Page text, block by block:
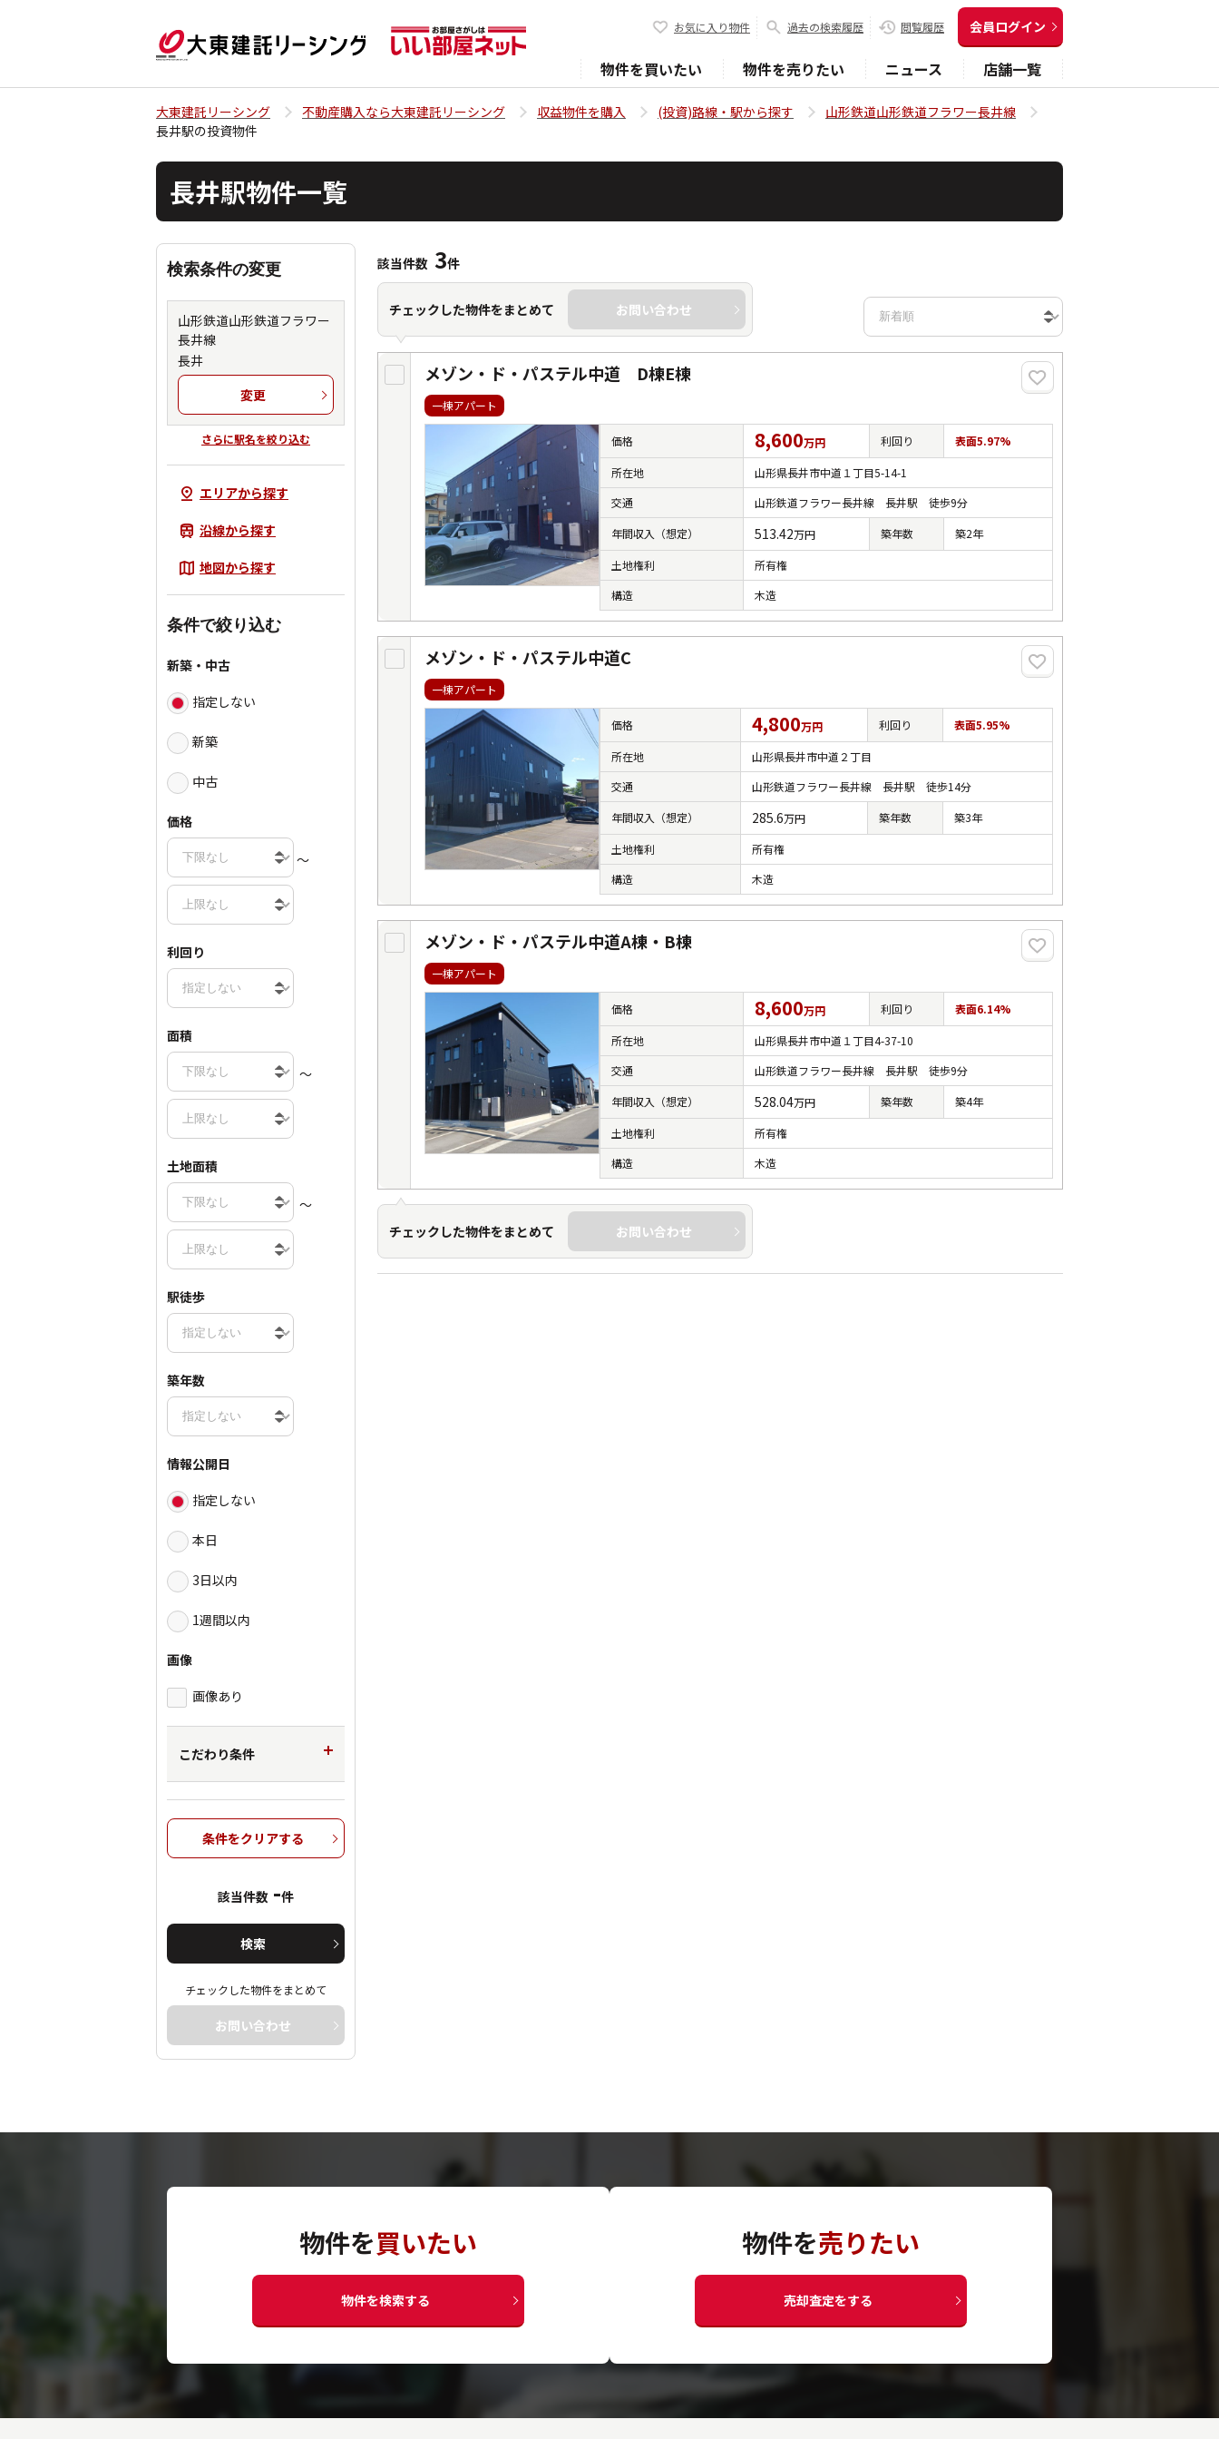
お気に入り物件 過去の検索履歴 閲覧履歴 会員ログイン
物件を買いたい 物件を売りたい ニュース 店舗一覧
大東建託リーシング 不動産購入なら大東建託リーシング 収益物件を購入 (投資)路線・駅から探す
山形鉄道山形鉄道フラワー長井線
長井駅の投資物件
長井駅物件一覧
該当件数 3件
チェックした物件をまとめて お問い合わせ
メゾン・ド・パステル中道 D棟E棟
一棟アパート
価格 8,600万円 利回り 表面5.97%
所在地
山形県長井市中道１丁目5-14-1
交通
山形鉄道フラワー長井線 長井駅 徒歩9分
年間収入（想定）
513.42万円 築年数 築2年
土地権利
所有権
構造
木造
メゾン・ド・パステル中道C
一棟アパート
価格 4,800万円 利回り 表面5.95%
所在地
山形県長井市中道２丁目
交通
山形鉄道フラワー長井線 長井駅 徒歩14分
年間収入（想定）
285.6万円 築年数 築3年
土地権利
所有権
構造
木造
メゾン・ド・パステル中道A棟・B棟
一棟アパート
価格 8,600万円 利回り 表面6.14%
所在地
山形県長井市中道１丁目4-37-10
交通
山形鉄道フラワー長井線 長井駅 徒歩9分
年間収入（想定）
528.04万円 築年数 築4年
土地権利
所有権
構造
木造
チェックした物件をまとめて お問い合わせ
検索条件の変更
山形鉄道山形鉄道フラワー
長井線
長井
変更
さらに駅名を絞り込む
エリアから探す
沿線から探す
地図から探す
条件で絞り込む
新築・中古
指定しない
新築
中古
価格
～
利回り
面積
～
土地面積
～
駅徒歩
築年数
情報公開日
指定しない
本日
3日以内
1週間以内
画像
画像あり
こだわり条件
条件をクリアする
該当件数 -件
検索
チェックした物件をまとめて
お問い合わせ
物件を買いたい
物件を検索する
物件を売りたい
売却査定をする